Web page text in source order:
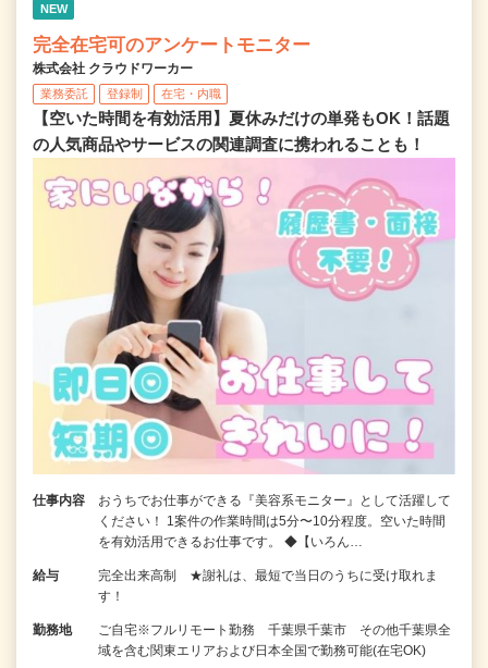
NEW
完全在宅可のアンケートモニター
株式会社 クラウドワーカー
業務委託 登録制 在宅・内職
【空いた時間を有効活用】夏休みだけの単発もOK！話題
の人気商品やサービスの関連調査に携われることも！
仕事内容
おうちでお仕事ができる『美容系モニター』として活躍して
ください！ 1案件の作業時間は5分〜10分程度。空いた時間
を有効活用できるお仕事です。 ◆【いろん…
給与
完全出来高制 ★謝礼は、最短で当日のうちに受け取れま
す！
勤務地
ご自宅※フルリモート勤務 千葉県千葉市 その他千葉県全
域を含む関東エリアおよび日本全国で勤務可能(在宅OK)